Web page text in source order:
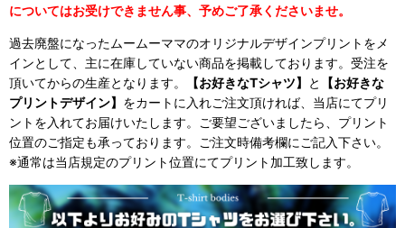
についてはお受けできません事、予めご了承くださいませ。
過去廃盤になったムームーママのオリジナルデザインプリントをメ
インとして、主に在庫していない商品を掲載しております。受注を
頂いてからの生産となります。
【お好きなTシャツ】 と
【お好きな
プリントデザイン】 をカートに入れご注文頂ければ、当店にてプリ
ントを入れてお届けいたします。ご要望ございましたら、プリント
位置のご指定も承っております。ご注文時備考欄にご記入下さい。
※通常は当店規定のプリント位置にてプリント加工致します。